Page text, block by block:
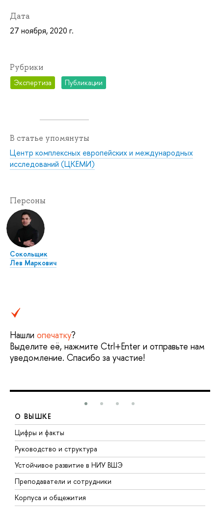
Дата
27 ноября, 2020 г.
Рубрики
Экспертиза Публикации
В статье упомянуты
Центр комплексных европейских и международных
исследований (ЦКЕМИ)
Персоны
Сокольщик
Лев Маркович
Нашли опечатку?
Выделите её, нажмите Ctrl+Enter и отправьте нам
уведомление. Спасибо за участие!
О ВЫШКЕ
Цифры и факты
Руководство и структура
Устойчивое развитие в НИУ ВШЭ
Преподаватели и сотрудники
Корпуса и общежития